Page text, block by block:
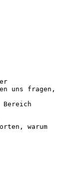
uns fragen,
warum